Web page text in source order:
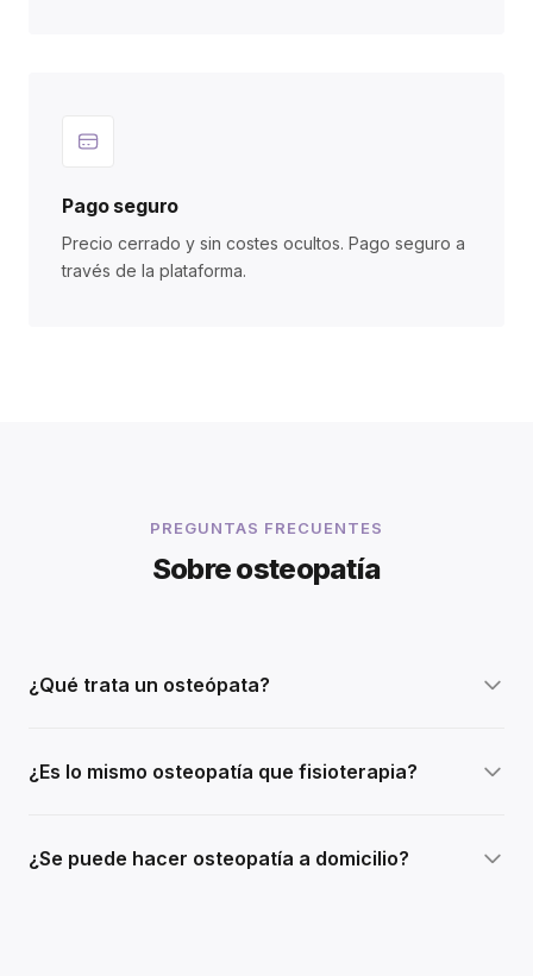
Pago seguro
Precio cerrado y sin costes ocultos. Pago seguro a
través de la plataforma.
PREGUNTAS FRECUENTES
Sobre osteopatía
¿Qué trata un osteópata?
¿Es lo mismo osteopatía que fisioterapia?
¿Se puede hacer osteopatía a domicilio?